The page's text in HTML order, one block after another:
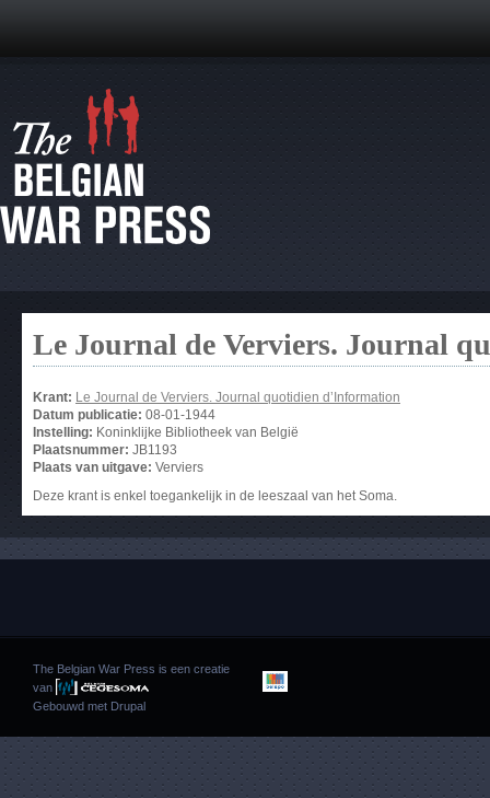
Le Journal de Verviers. Journal
Krant: Le Journal de Verviers. Journal quotidien d’Information
Datum publicatie: 08-01-1944
Instelling: Koninklijke Bibliotheek van België
Plaatsnummer: JB1193
Plaats van uitgave: Verviers
Deze krant is enkel toegankelijk in de leeszaal van het Soma.
The Belgian War Press is een creatie
van
Gebouwd met Drupal